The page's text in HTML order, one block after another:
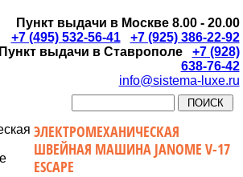
Пункт выдачи в Москве 8.00 - 20.00
+7 (495) 532-56-41
+7 (925) 386-22-92
Пункт выдачи в Ставрополе
+7 (928)
638-76-42
info@sistema-luxe.ru
ЭЛЕКТРОМЕХАНИЧЕСКАЯ
ШВЕЙНАЯ МАШИНА JANOME V-17
ESCAPE